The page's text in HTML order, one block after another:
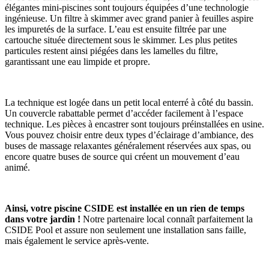
élégantes mini-piscines sont toujours équipées d’une technologie
ingénieuse. Un filtre à skimmer avec grand panier à feuilles aspire
les impuretés de la surface. L’eau est ensuite filtrée par une
cartouche située directement sous le skimmer. Les plus petites
particules restent ainsi piégées dans les lamelles du filtre,
garantissant une eau limpide et propre.
La technique est logée dans un petit local enterré à côté du bassin.
Un couvercle rabattable permet d’accéder facilement à l’espace
technique. Les pièces à encastrer sont toujours préinstallées en usine.
Vous pouvez choisir entre deux types d’éclairage d’ambiance, des
buses de massage relaxantes généralement réservées aux spas, ou
encore quatre buses de source qui créent un mouvement d’eau
animé.
Ainsi, votre piscine CSIDE est installée en un rien de temps
dans votre jardin ! Notre partenaire local connaît parfaitement la
CSIDE Pool et assure non seulement une installation sans faille,
mais également le service après-vente.